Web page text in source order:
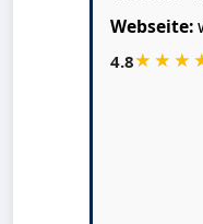
Webseite:
4.8